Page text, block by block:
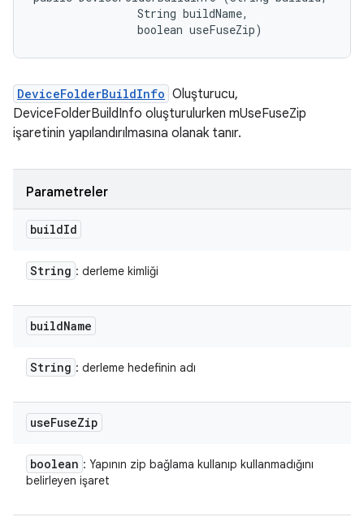
                String buildName,
                boolean useFuseZip)
DeviceFolderBuildInfo Oluşturucu,
DeviceFolderBuildInfo oluşturulurken mUseFuseZip
işaretinin yapılandırılmasına olanak tanır.
Parametreler
buildId
String : derleme kimliği
buildName
String : derleme hedefinin adı
useFuseZip
boolean : Yapının zip bağlama kullanıp kullanmadığını
belirleyen işaret